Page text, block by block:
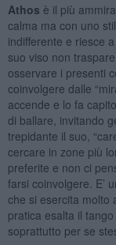
Athos è il più
calma ma con uno
indifferente e riesce
suo viso non
osservare i presenti
coinvolgere dalle
accende e lo fa
di ballare, invitando
trepidante il suo,
cercare in zone più
preferite e non ci
farsi coinvolgere. E’
che si esercita molto
pratica esalta il
soprattutto per se